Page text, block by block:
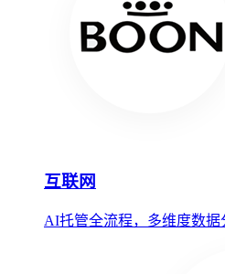
互联网
AI托管全流程，多维度数据